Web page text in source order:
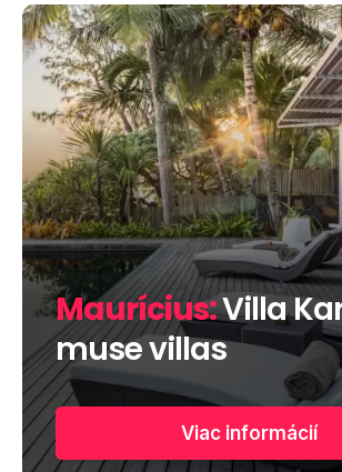
Maurícius:Villa
muse villas
Viac informácií